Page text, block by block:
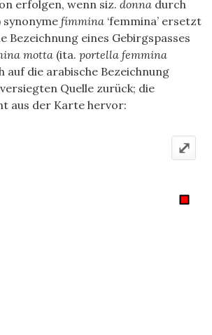
erfolgen, wenn siz. donna durch
synonyme fímmina ‘femmina’ ersetzt
Bezeichnung eines Gebirgspasses
motta (ita. portella femmina
auf die arabische Bezeichnung
versiegten Quelle zurück; die
aus der Karte hervor:
⤢